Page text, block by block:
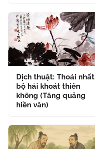
Dịch thuật: Thoái nhất
bộ hải khoát thiên
không (Tăng quảng
hiền văn)